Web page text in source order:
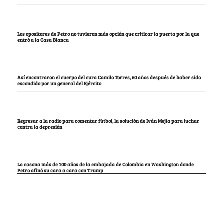
Los opositores de Petro no tuvieron más opción que criticar la puerta por la que
entró a la Casa Blanca
Así encontraron el cuerpo del cura Camilo Torres, 60 años después de haber sido
escondido por un general del Ejército
Regresar a la radio para comentar fútbol, la solución de Iván Mejía para luchar
contra la depresión
La casona más de 100 años de la embajada de Colombia en Washington donde
Petro afinó su cara a cara con Trump